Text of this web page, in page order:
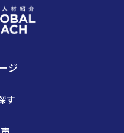
ジ
す